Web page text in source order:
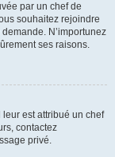
par un chef de
souhaitez rejoindre
N’importunez
ses raisons.
leur est attribué un chef
contactez
privé.